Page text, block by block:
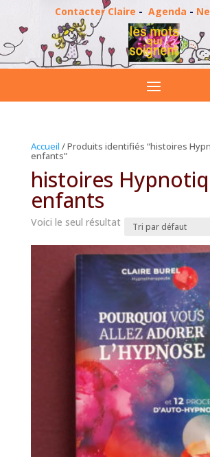
Contacter Claire - Agenda -
Accueil / Produits identifiés “histoires
enfants”
histoires
enfants
Voici le seul résultat